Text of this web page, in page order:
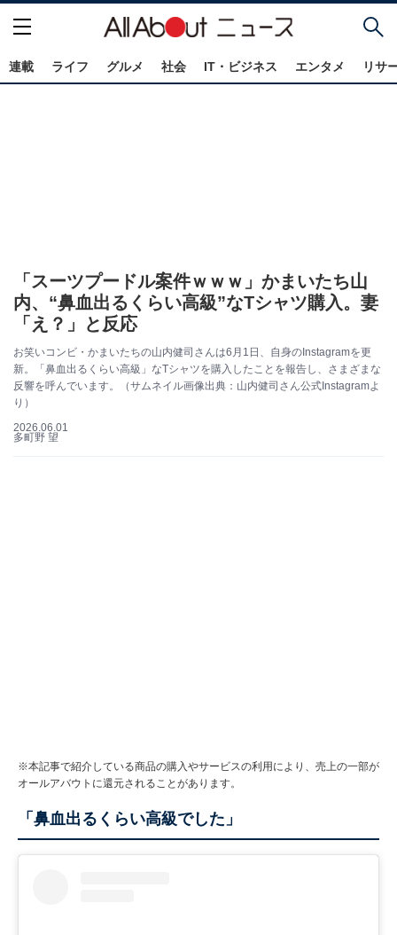
連載 ライフ グルメ 社会 IT・ビジネス エンタメ リサ
「スーツプードル案件ｗｗｗ」かまいたち山
内、“鼻血出るくらい高級”なTシャツ購入。妻
「え？」と反応
お笑いコンビ・かまいたちの山内健司さんは6月1日、自身のInstagramを更
新。「鼻血出るくらい高級」なTシャツを購入したことを報告し、さまざまな
反響を呼んでいます。（サムネイル画像出典：山内健司さん公式Instagramよ
り）
2026.06.01
多町野 望
※本記事で紹介している商品の購入やサービスの利用により、売上の一部が
オールアバウトに還元されることがあります。
「鼻血出るくらい高級でした」